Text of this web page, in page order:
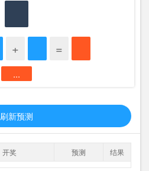
+ =
...
刷新预测
开奖 预测 结果